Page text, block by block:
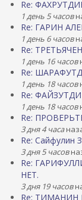
Re:
1 день 5 часов
Re: ГАРИН
1 день 6 часов
Re:
1 день 16 часов
Re:
1 день 18 часов
Re:
1 день 18 часов
Re:
3 дня 4 часа
Re: Сайфулин
3 дня 5 часов
Re:
НЕТ.
3 дня 19 часов
Re: ТИМАНИН